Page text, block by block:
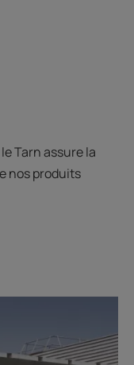
Tarn assure la
nos produits